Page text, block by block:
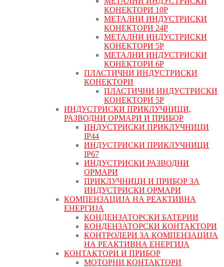
КОНЕКТОРИ 10P
МЕТАЛНИ ИНДУСТРИСКИ
КОНЕКТОРИ 24P
МЕТАЛНИ ИНДУСТРИСКИ
КОНЕКТОРИ 5P
МЕТАЛНИ ИНДУСТРИСКИ
КОНЕКТОРИ 6P
ПЛАСТИЧНИ ИНДУСТРИСКИ
КОНЕКТОРИ
ПЛАСТИЧНИ ИНДУСТРИСКИ
КОНЕКТОРИ 5P
ИНДУСТРИСКИ ПРИКЛУЧНИЦИ,
РАЗВОДНИ ОРМАРИ И ПРИБОР
ИНДУСТРИСКИ ПРИКЛУЧНИЦИ
IP44
ИНДУСТРИСКИ ПРИКЛУЧНИЦИ
IP67
ИНДУСТРИСКИ РАЗВОДНИ
ОРМАРИ
ПРИКЛУЧНИЦИ И ПРИБОР ЗА
ИНДУСТРИСКИ ОРМАРИ
КОМПЕНЗАЦИЈА НА РЕАКТИВНА
ЕНЕРГИЈА
КОНДЕНЗАТОРСКИ БАТЕРИИ
КОНДЕНЗАТОРСКИ КОНТАКТОРИ
КОНТРОЛЕРИ ЗА КОМПЕНЗАЦИЈА
НА РЕАКТИВНА ЕНЕРГИЈА
КОНТАКТОРИ И ПРИБОР
МОТОРНИ КОНТАКТОРИ